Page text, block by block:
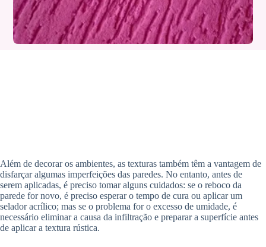
Além de decorar os ambientes, as texturas também têm a vantagem de
disfarçar algumas imperfeições das paredes. No entanto, antes de
serem aplicadas, é preciso tomar alguns cuidados: se o reboco da
parede for novo, é preciso esperar o tempo de cura ou aplicar um
selador acrílico; mas se o problema for o excesso de umidade, é
necessário eliminar a causa da infiltração e preparar a superfície antes
de aplicar a textura rústica.